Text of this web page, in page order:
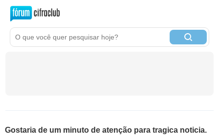
Gostaria de um minuto de atenção para tragica noticia.